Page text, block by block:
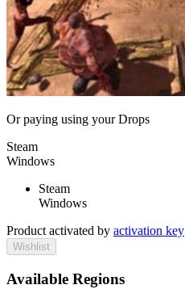
Or paying using your Drops
Steam
Windows
Steam
Windows
Product activated by activation key
Wishlist
Available Regions